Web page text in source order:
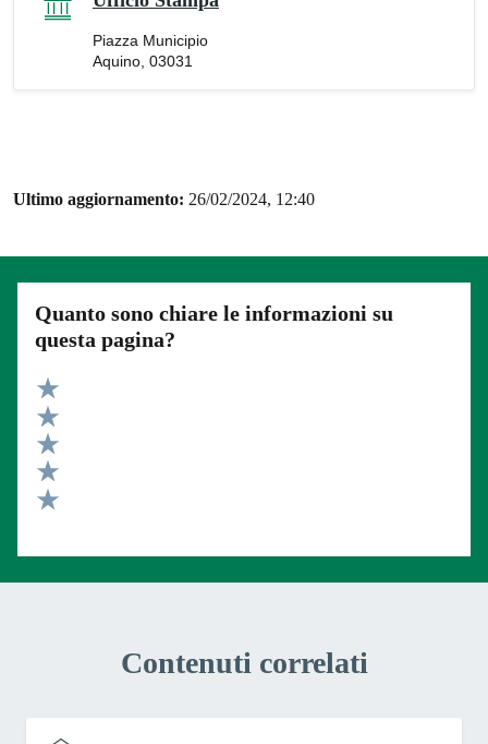
Piazza Municipio
Aquino, 03031
Ultimo aggiornamento: 26/02/2024, 12:40
Quanto sono chiare le informazioni su
questa pagina?
Valuta 5 stelle su 5
Valuta 4 stelle su 5
Valuta 3 stelle su 5
Valuta 2 stelle su 5
Contenuti correlati